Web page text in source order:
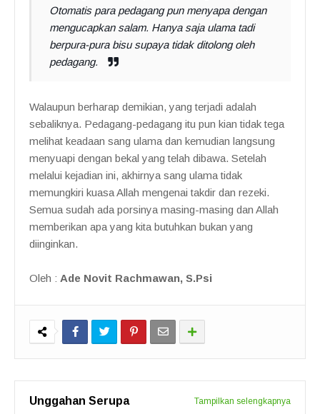
Otomatis para pedagang pun menyapa dengan
mengucapkan salam. Hanya saja ulama tadi
berpura-pura bisu supaya tidak ditolong oleh
pedagang.
Walaupun berharap demikian, yang terjadi adalah
sebaliknya. Pedagang-pedagang itu pun kian tidak tega
melihat keadaan sang ulama dan kemudian langsung
menyuapi dengan bekal yang telah dibawa. Setelah
melalui kejadian ini, akhirnya sang ulama tidak
memungkiri kuasa Allah mengenai takdir dan rezeki.
Semua sudah ada porsinya masing-masing dan Allah
memberikan apa yang kita butuhkan bukan yang
diinginkan.
Oleh : Ade Novit Rachmawan, S.Psi
Unggahan Serupa Tampilkan selengkapnya